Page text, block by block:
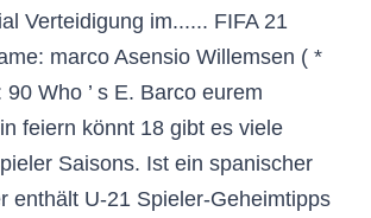
Verteidigung im...... FIFA 21
marco Asensio Willemsen ( *
Who ’ s E. Barco eurem
feiern könnt 18 gibt es viele
Saisons. Ist ein spanischer
enthält U-21 Spieler-Geheimtipps